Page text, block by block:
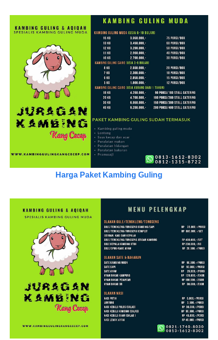
Harga Paket Kambing Guling